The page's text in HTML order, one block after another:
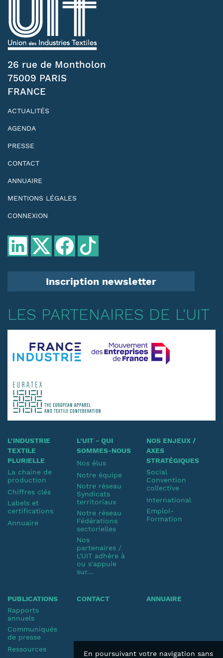
26 rue de Montholon
75009 PARIS
FRANCE
ACTUALITÉS
AGENDA
PRESSE
CONTACT
ANNUAIRE
MENTIONS LÉGALES
CONNEXION
Inscription newsletter
LES PARTENAIRES DE L'UIT
L'INDUSTRIE
TEXTILE
PLURIELLE
La chaine de
production
Chiffres clés
Labels et
certifications
Annuaire
L'UIT - QUI
SOMMES-NOUS
Nos élus
Notre équipe
Notre réseau
Syndicats
territoriaux
Notre réseau
Fédérations
sectorielles
Nos
partenaires /
L'UIT adhère à
ou s'appuie
sur...
NOS ENJEUX /
AXES
STRATÉGIQUES
Social
Convention
collective
International
Emploi-
Formation
PUBLICATIONS
Rapports
annuels
Communiqués
de presse
Ressources
CONTACT ANNUAIRE
En poursuivant votre navigation sans